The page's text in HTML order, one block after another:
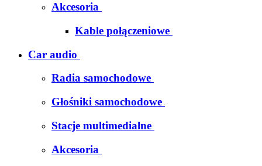
Akcesoria
Kable połączeniowe
Car audio
Radia samochodowe
Głośniki samochodowe
Stacje multimedialne
Akcesoria